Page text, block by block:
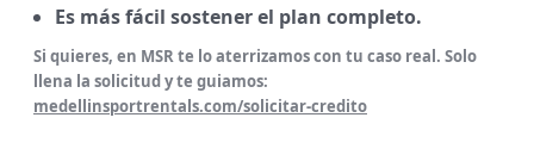
Es más fácil sostener el plan completo.
Si quieres, en MSR te lo aterrizamos con tu caso real. Solo
llena la solicitud y te guiamos:
medellinsportrentals.com/solicitar-credito